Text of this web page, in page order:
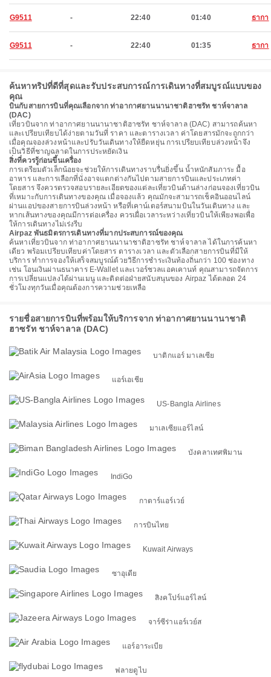
G9511 - 22:40 01:40 ธากา
G9511 - 22:40 01:35 ธากา
ค้นหาทริปที่ดีที่สุดและรับประสบการณ์การเดินทางที่สมบูรณ์แบบของ
คุณ
บินกับสายการบินที่คุณเลือกจาก ท่าอากาศยานนานาชาติฮาซรัท ชาห์จาลาล
(DAC)
เที่ยวบินจาก ท่าอากาศยานนานาชาติฮาซรัท ชาห์จาลาล (DAC) สามารถค้นหา
และเปรียบเทียบได้ง่ายตามวันที่ ราคา และตารางเวลา ค่าโดยสารมักจะถูกกว่า
เมื่อคุณจองล่วงหน้าและปรับวันเดินทางให้ยืดหยุ่น การเปรียบเทียบล่วงหน้าจึง
เป็นวิธีที่ชาญฉลาดในการประหยัดเงิน
สิ่งที่ควรรู้ก่อนขึ้นเครื่อง
การเตรียมตัวเล็กน้อยจะช่วยให้การเดินทางราบรื่นยิ่งขึ้น น้ำหนักสัมภาระ มื้อ
อาหาร และการเลือกที่นั่งอาจแตกต่างกันไปตามสายการบินและประเภทค่า
โดยสาร จึงควรตรวจสอบรายละเอียดของแต่ละเที่ยวบินด้านล่างก่อนจองเที่ยวบิน
ที่เหมาะกับการเดินทางของคุณ เมื่อจองแล้ว คุณมักจะสามารถเช็คอินออนไลน์
ผ่านแอปของสายการบินล่วงหน้า หรือที่เคาน์เตอร์สนามบินในวันเดินทาง และ
หากเส้นทางของคุณมีการต่อเครื่อง ควรเผื่อเวลาระหว่างเที่ยวบินให้เพียงพอเพื่อ
ให้การเดินทางไม่เร่งรีบ
Airpaz พันธมิตรการเดินทางที่มากประสบการณ์ของคุณ
ค้นหาเที่ยวบินจาก ท่าอากาศยานนานาชาติฮาซรัท ชาห์จาลาล ได้ในการค้นหา
เดียว พร้อมเปรียบเทียบค่าโดยสาร ตารางเวลา และตัวเลือกสายการบินที่มีให้
บริการ ทำการจองให้เสร็จสมบูรณ์ด้วยวิธีการชำระเงินท้องถิ่นกว่า 100 ช่องทาง
เช่น โอนเงินผ่านธนาคาร E-Wallet และเวอร์ชวลแอคเคานท์ คุณสามารถจัดการ
การเปลี่ยนแปลงได้ผ่านเมนู และติดต่อฝ่ายสนับสนุนของ Airpaz ได้ตลอด 24
ชั่วโมงทุกวันเมื่อคุณต้องการความช่วยเหลือ
รายชื่อสายการบินที่พร้อมให้บริการจาก ท่าอากาศยานนานาชาติ
ฮาซรัท ชาห์จาลาล (DAC)
บาติกแอร์ มาเลเซีย
แอร์เอเชีย
US-Bangla Airlines
มาเลเซียแอร์ไลน์
บังคลาเทศพิมาน
IndiGo
กาตาร์แอร์เวย์
การบินไทย
Kuwait Airways
ซาอุเดีย
สิงคโปร์แอร์ไลน์
จาร์ซีร่าแอร์เวย์ส
แอร์อาระเบีย
ฟลายดูไบ